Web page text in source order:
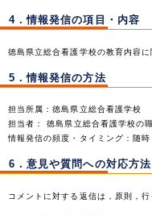
4．情報発信の項目・内容
徳島県立総合看護学校の教育内容
5．情報発信の方法
担当所属：徳島県立総合看護学校
担当者： 徳島県立総合看護学校の
情報発信の頻度・タイミング：随時
6．意見や質問への対応方法
コメントに対する返信は，原則，